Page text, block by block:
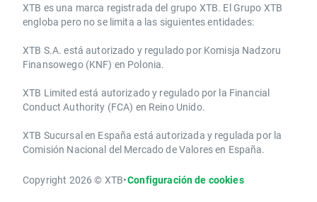
​​XTB es una marca registrada del grupo XTB. El Grupo XTB
engloba pero no se limita a las siguientes entidades:
XTB S.A.​ está autorizado y regulado por Komisja Nadzoru
Finansowego (KNF) ​en Polonia.
XTB Limited ​está autorizado y regulado por la ​Financial
Conduct Authority ​(FCA) en ​​Reino Unido.
XTB Sucursal en España está autorizada y regulada por la
Comisión Nacional del Mercado de Valores en España.
Copyright 2026 © XTB•Configuración de cookies